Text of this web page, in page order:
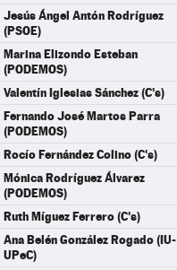
Jesús Ángel Antón Rodríguez
(PSOE)
Marina Elizondo Esteban
(PODEMOS)
Valentín Iglesias Sánchez (C's)
Fernando José Martos Parra
(PODEMOS)
Rocío Fernández Colino (C's)
Mónica Rodríguez Álvarez
(PODEMOS)
Ruth Míguez Ferrero (C's)
Ana Belén González Rogado (IU-
UPeC)